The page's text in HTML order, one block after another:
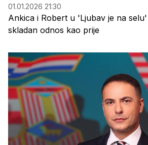
01.01.2026 21:30
Ankica i Robert u 'Ljubav je na
skladan odnos kao prije